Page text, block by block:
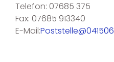
Telefon: 07685 375
Fax: 07685 913340
E-Mail: